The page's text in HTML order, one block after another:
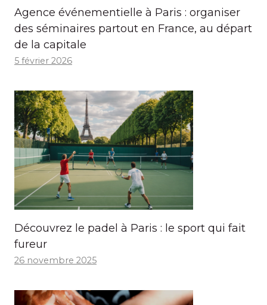
Agence événementielle à Paris : organiser
des séminaires partout en France, au départ
de la capitale
5 février 2026
Découvrez le padel à Paris : le sport qui fait
fureur
26 novembre 2025